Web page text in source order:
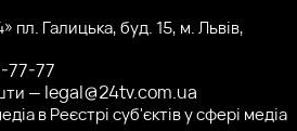
Галицька, буд. 15, м. Львів,
77-77
— legal@24tv.com.ua
в Реєстрі суб'єктів у сфері медіа